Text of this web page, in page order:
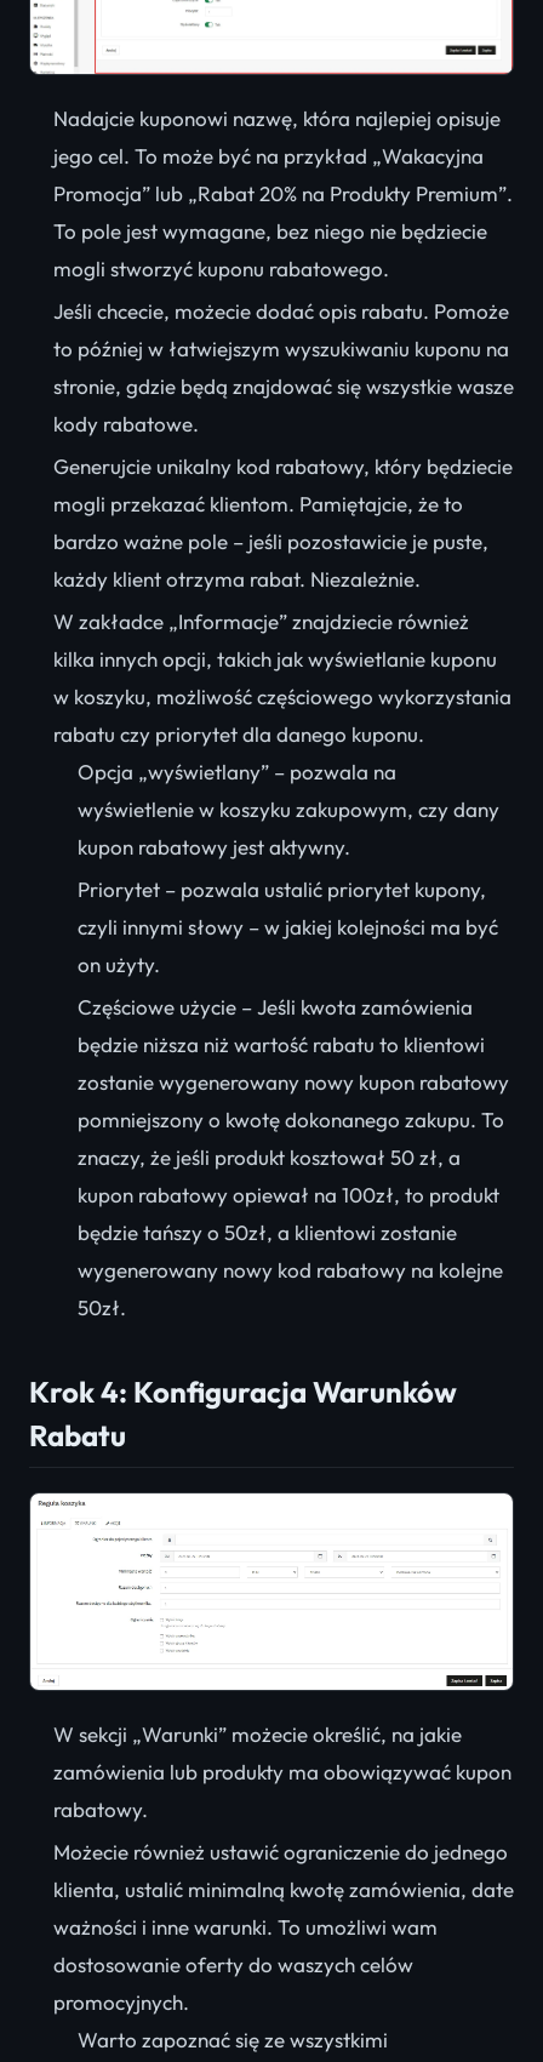
Nadajcie kuponowi nazwę, która najlepiej opisuje
jego cel. To może być na przykład „Wakacyjna
Promocja” lub „Rabat 20% na Produkty Premium”.
To pole jest wymagane, bez niego nie będziecie
mogli stworzyć kuponu rabatowego.
Jeśli chcecie, możecie dodać opis rabatu. Pomoże
to później w łatwiejszym wyszukiwaniu kuponu na
stronie, gdzie będą znajdować się wszystkie wasze
kody rabatowe.
Generujcie unikalny kod rabatowy, który będziecie
mogli przekazać klientom. Pamiętajcie, że to
bardzo ważne pole – jeśli pozostawicie je puste,
każdy klient otrzyma rabat. Niezależnie.
W zakładce „Informacje” znajdziecie również
kilka innych opcji, takich jak wyświetlanie kuponu
w koszyku, możliwość częściowego wykorzystania
rabatu czy priorytet dla danego kuponu.
Opcja „wyświetlany” – pozwala na
wyświetlenie w koszyku zakupowym, czy dany
kupon rabatowy jest aktywny.
Priorytet – pozwala ustalić priorytet kupony,
czyli innymi słowy – w jakiej kolejności ma być
on użyty.
Częściowe użycie – Jeśli kwota zamówienia
będzie niższa niż wartość rabatu to klientowi
zostanie wygenerowany nowy kupon rabatowy
pomniejszony o kwotę dokonanego zakupu. To
znaczy, że jeśli produkt kosztował 50 zł, a
kupon rabatowy opiewał na 100zł, to produkt
będzie tańszy o 50zł, a klientowi zostanie
wygenerowany nowy kod rabatowy na kolejne
50zł.
Krok 4: Konfiguracja Warunków
Rabatu
W sekcji „Warunki” możecie określić, na jakie
zamówienia lub produkty ma obowiązywać kupon
rabatowy.
Możecie również ustawić ograniczenie do jednego
klienta, ustalić minimalną kwotę zamówienia, date
ważności i inne warunki. To umożliwi wam
dostosowanie oferty do waszych celów
promocyjnych.
Warto zapoznać się ze wszystkimi